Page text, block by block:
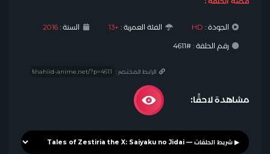
الجودة : HD الفئة العمرية : +13 السنة :2016
رقم الحلقة : #4611
الرابط المختصر :
مشاهدة لاحقًا: